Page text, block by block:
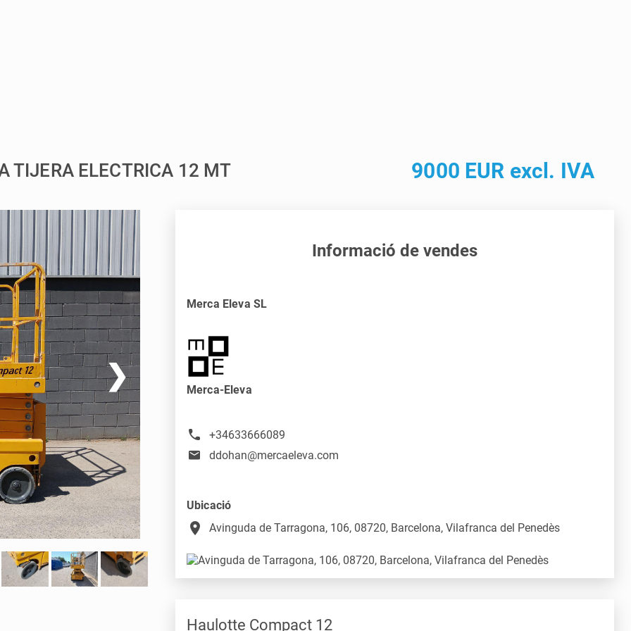
TIJERA ELECTRICA 12 MT 9000 EUR excl. IVA
❯
Informació de vendes
Merca Eleva SL
Merca-Eleva
+34633666089
ddohan@mercaeleva.com
Ubicació
place Avinguda de Tarragona, 106, 08720, Barcelona, Vilafranca del Penedès
Haulotte Compact 12